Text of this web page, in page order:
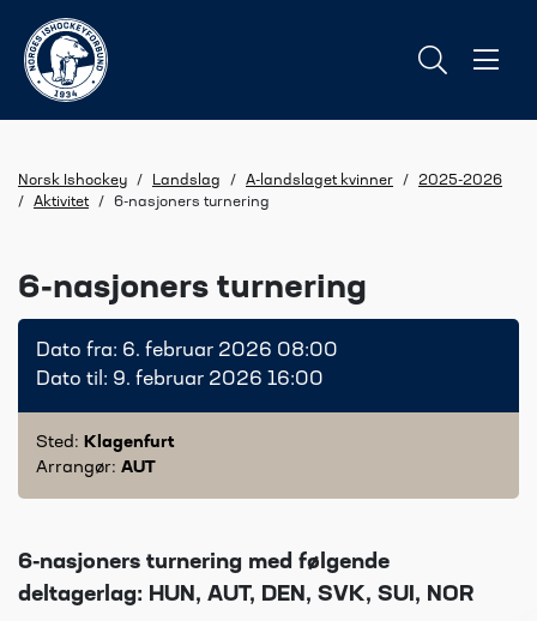
Norsk Ishockey / Landslag / A-landslaget kvinner /
2025-2026
/
Aktivitet / 6-nasjoners turnering
6-nasjoners turnering
Dato fra: 6. februar 2026 08:00
Dato til: 9. februar 2026 16:00
Sted: Klagenfurt
Arrangør: AUT
6-nasjoners turnering med følgende
deltagerlag: HUN, AUT, DEN, SVK, SUI, NOR